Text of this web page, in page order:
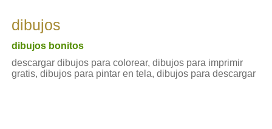
dibujos
dibujos bonitos
descargar dibujos para colorear, dibujos para imprimir
gratis, dibujos para pintar en tela, dibujos para descargar